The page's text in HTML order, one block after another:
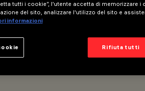
LED.
tutti i cookie”, l'utente accetta di memorizzare
del sito, analizzare l'utilizzo del sito e
informazioni
Rifiuta tutti